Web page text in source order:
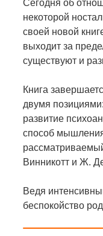
Сегодня об
некоторой
своей новой
выходит за
существуют и
Книга
двумя
развитие
способ
Винникотт и Ж.
Ведя
беспокойство